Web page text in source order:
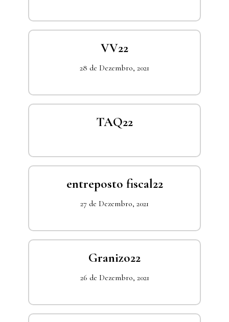
VV22
28 de Dezembro, 2021
TAQ22
entreposto fiscal22
27 de Dezembro, 2021
Granizo22
26 de Dezembro, 2021